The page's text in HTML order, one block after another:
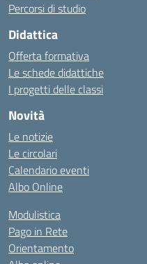
Percorsi di studio
Didattica
Offerta formativa
Le schede didattiche
I progetti delle classi
Novità
Le notizie
Le circolari
Calendario eventi
Albo Online
Modulistica
Pago in Rete
Orientamento